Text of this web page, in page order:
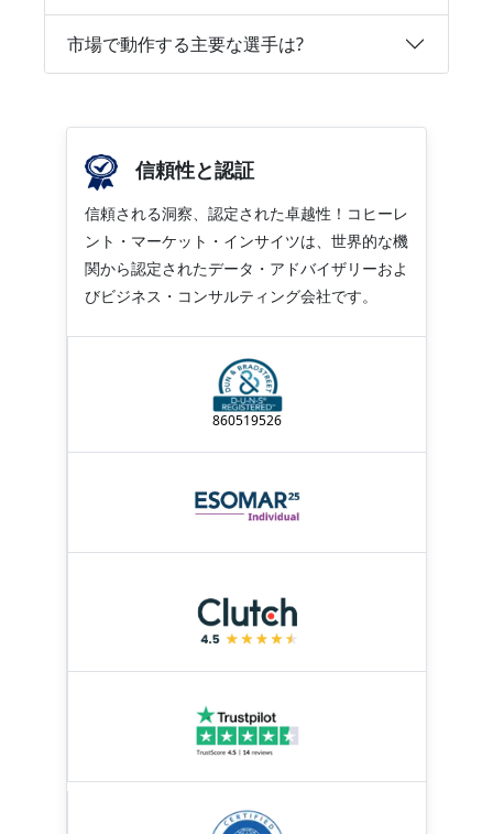
市場で動作する主要な選手は?
信頼性と認証
信頼される洞察、認定された卓越性！コヒーレ
ント・マーケット・インサイツは、世界的な機
関から認定されたデータ・アドバイザリーおよ
びビジネス・コンサルティング会社です。
860519526